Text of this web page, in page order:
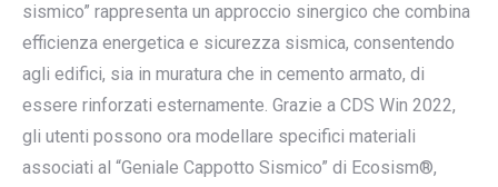
sismico” rappresenta un approccio sinergico che combina
efficienza energetica e sicurezza sismica, consentendo
agli edifici, sia in muratura che in cemento armato, di
essere rinforzati esternamente. Grazie a CDS Win 2022,
gli utenti possono ora modellare specifici materiali
associati al “Geniale Cappotto Sismico” di Ecosism®,